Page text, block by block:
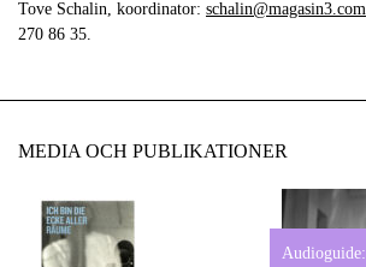
Tove Schalin, koordinator: schalin@magasin3.com
270 86 35.
MEDIA OCH PUBLIKATIONER
Audioguide: